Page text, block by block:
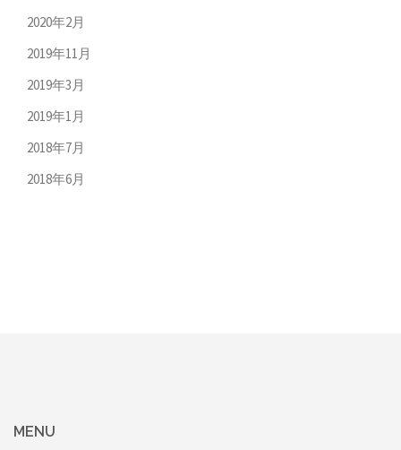
2020年2月
2019年11月
2019年3月
2019年1月
2018年7月
2018年6月
MENU